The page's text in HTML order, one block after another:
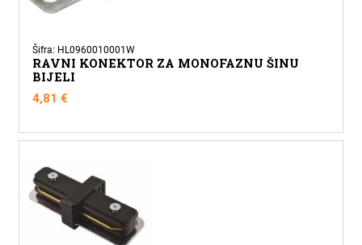
Šifra: HL0960010001W
RAVNI KONEKTOR ZA MONOFAZNU ŠINU
BIJELI
4,81€